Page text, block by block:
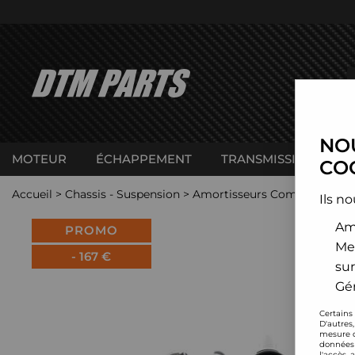
MOTEUR ÉCHAPPEMENT TRANSMISSION
Accueil > Chassis - Suspension > Amortisseurs Combinés
PROMO
-167 €
Ils
mesure